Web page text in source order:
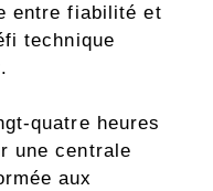
entre fiabilité et
technique
quatre heures
une centrale
aux